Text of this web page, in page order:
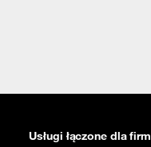
Usługi łączone dla firm